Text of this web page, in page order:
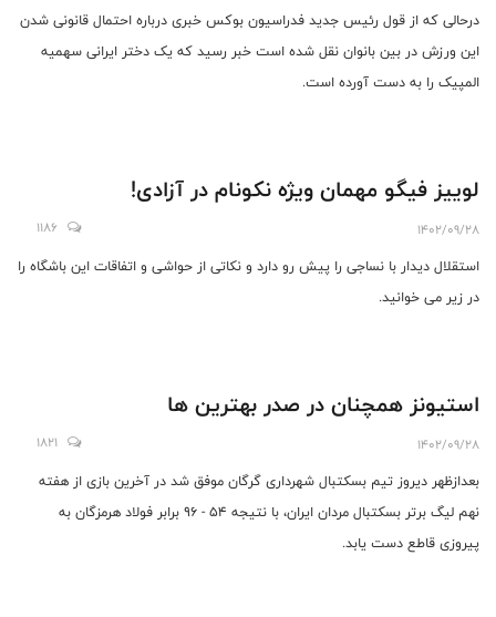
درحالی که از قول رئیس جدید فدراسیون بوکس خبری درباره احتمال قانونی شدن
این ورزش در بین بانوان نقل شده است خبر رسید که یک دختر ایرانی سهمیه
المپیک را به دست آورده است.
لوییز فیگو مهمان ویژه نکونام در آزادی!
1402/09/28
1186
استقلال دیدار با نساجی را پیش رو دارد و نکاتی از حواشی و اتفاقات این باشگاه را
در زیر می خوانید.
استیونز همچنان در صدر بهترین ها
1402/09/28
1821
بعدازظهر دیروز تیم بسکتبال شهرداری گرگان موفق شد در آخرین بازی از هفته
نهم لیگ برتر بسکتبال مردان ایران، با نتیجه ۵۴ - ۹۶ برابر فولاد هرمزگان به
پیروزی قاطع دست یابد.